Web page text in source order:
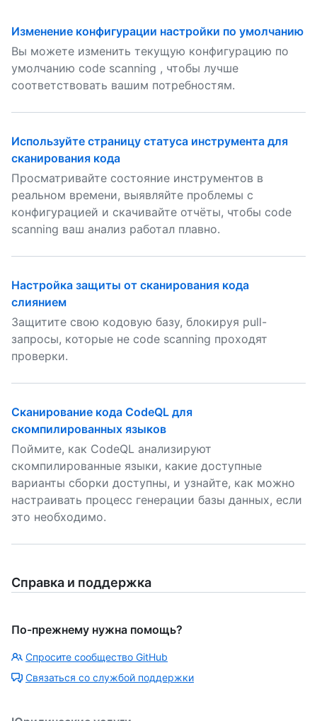
Изменение конфигурации настройки по умолчанию
Вы можете изменить текущую конфигурацию по
умолчанию code scanning , чтобы лучше
соответствовать вашим потребностям.
Используйте страницу статуса инструмента для
сканирования кода
Просматривайте состояние инструментов в
реальном времени, выявляйте проблемы с
конфигурацией и скачивайте отчёты, чтобы code
scanning ваш анализ работал плавно.
Настройка защиты от сканирования кода
слиянием
Защитите свою кодовую базу, блокируя pull-
запросы, которые не code scanning проходят
проверки.
Сканирование кода CodeQL для
скомпилированных языков
Поймите, как CodeQL анализируют
скомпилированные языки, какие доступные
варианты сборки доступны, и узнайте, как можно
настраивать процесс генерации базы данных, если
это необходимо.
Справка и поддержка
По-прежнему нужна помощь?
Спросите сообщество GitHub
Связаться со службой поддержки